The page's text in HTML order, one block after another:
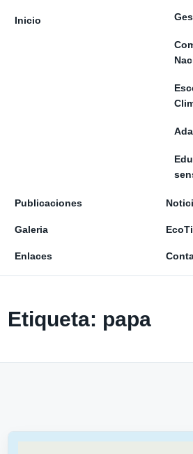
Inicio
Publicaciones
Galeria
Enlaces
Etiqueta: papa